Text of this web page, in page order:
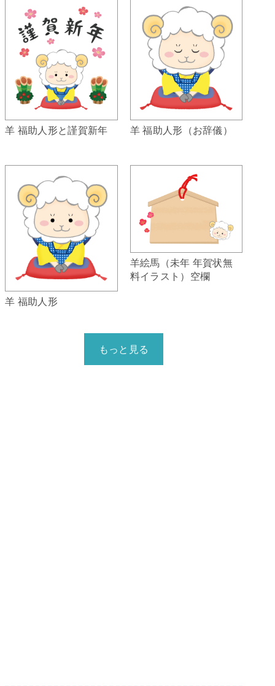
羊 福助人形と謹賀新年 羊 福助人形（お辞儀）
羊 福助人形
羊絵馬（未年 年賀状無
料イラスト）空欄
もっと見る